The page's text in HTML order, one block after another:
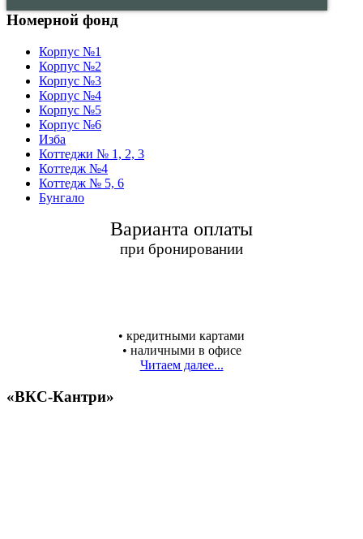
Номерной фонд
Корпус №1
Корпус №2
Корпус №3
Корпус №4
Корпус №5
Корпус №6
Изба
Коттеджи № 1, 2, 3
Коттедж №4
Коттедж № 5, 6
Бунгало
Варианта оплаты
при бронировании
• кредитными картами
• наличными в офисе
Читаем далее...
«ВКС-Кантри»